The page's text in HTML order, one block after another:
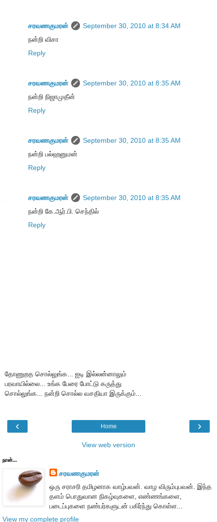
சரவணகுமரன்
September 30, 2010 at 8:34 AM
நன்றி விசா
Reply
சரவணகுமரன்
September 30, 2010 at 8:35 AM
நன்றி நிஜாமுதீன்
Reply
சரவணகுமரன்
September 30, 2010 at 8:35 AM
நன்றி பல்ஹனுமன்
Reply
சரவணகுமரன்
September 30, 2010 at 8:35 AM
நன்றி கே.ஆர்.பி. செந்தில்
Reply
தோணுறத சொல்லுங்க... ஐடி இல்லன்னாலும்
பரவாயில்லை... உங்க பேரை போட்டு கருத்து
சொல்லுங்க... நன்றி சொல்ல வசதியா இருக்கும்...
‹ ›
Home
View web version
நான்...
சரவணகுமரன்
ஒரு சராசரி தமிழனாக வாழ்பவன். வாழ விரும்புபவன். இந்த
தளம் பொதுவான நிகழ்வுகளை, எண்ணங்களை,
படைப்புகளை நண்பர்களுடன் பகிர்ந்து கொள்ள...
View my complete profile